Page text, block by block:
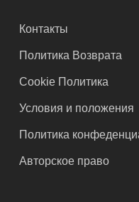
Контакты
Политика Возврата
Cookie Политика
Условия и положения
Политика
Авторское право